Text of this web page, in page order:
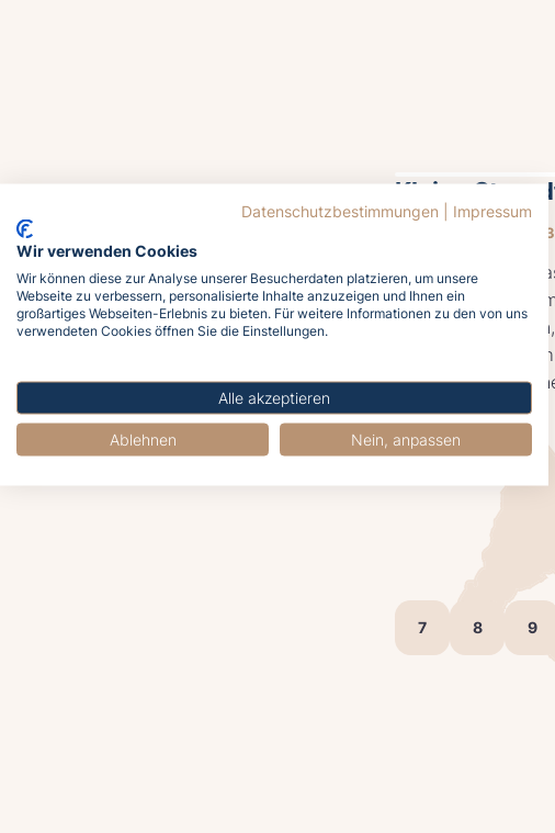
21.08.2026
Kleine
Taucht ein in die
Ostsee!
entdeckt
über das Leben
Spielen und
7 8 9
Datenschutzbestimmungen Impressum
Wir verwenden Cookies
Wir können diese zur Analyse unserer Besucherdaten platzieren, um unsere
Webseite zu verbessern, personalisierte Inhalte anzuzeigen und Ihnen ein
großartiges Webseiten-Erlebnis zu bieten. Für weitere Informationen zu den von uns
verwendeten Cookies öffnen Sie die Einstellungen.
Alle akzeptieren
Ablehnen Nein, anpassen